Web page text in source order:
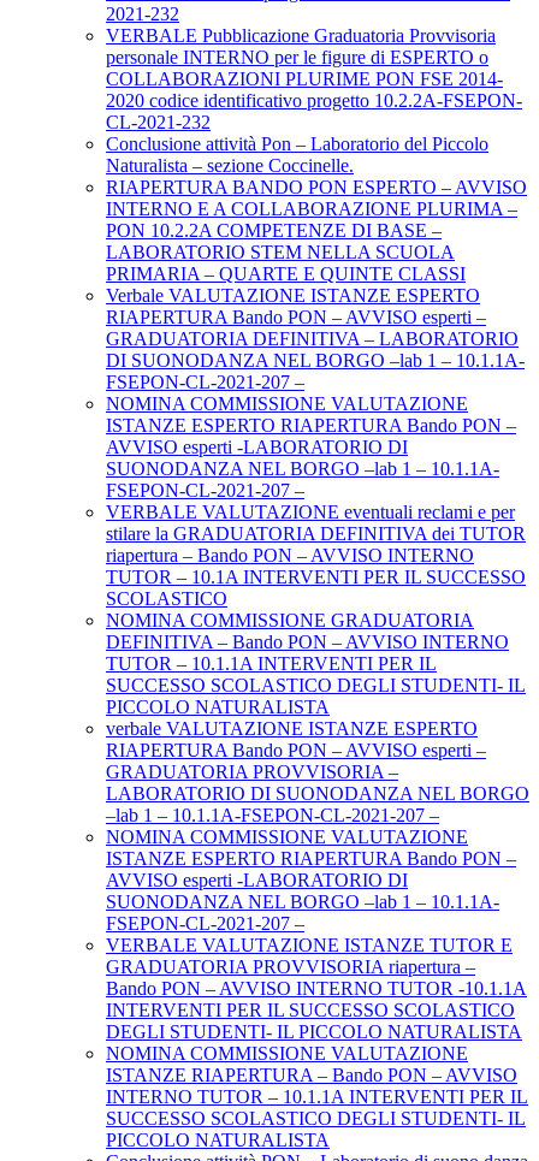
2021-232
VERBALE Pubblicazione Graduatoria Provvisoria
personale INTERNO per le figure di ESPERTO o
COLLABORAZIONI PLURIME PON FSE 2014-
2020 codice identificativo progetto 10.2.2A-FSEPON-
CL-2021-232
Conclusione attività Pon – Laboratorio del Piccolo
Naturalista – sezione Coccinelle.
RIAPERTURA BANDO PON ESPERTO – AVVISO
INTERNO E A COLLABORAZIONE PLURIMA –
PON 10.2.2A COMPETENZE DI BASE –
LABORATORIO STEM NELLA SCUOLA
PRIMARIA – QUARTE E QUINTE CLASSI
Verbale VALUTAZIONE ISTANZE ESPERTO
RIAPERTURA Bando PON – AVVISO esperti –
GRADUATORIA DEFINITIVA – LABORATORIO
DI SUONODANZA NEL BORGO –lab 1 – 10.1.1A-
FSEPON-CL-2021-207 –
NOMINA COMMISSIONE VALUTAZIONE
ISTANZE ESPERTO RIAPERTURA Bando PON –
AVVISO esperti -LABORATORIO DI
SUONODANZA NEL BORGO –lab 1 – 10.1.1A-
FSEPON-CL-2021-207 –
VERBALE VALUTAZIONE eventuali reclami e per
stilare la GRADUATORIA DEFINITIVA dei TUTOR
riapertura – Bando PON – AVVISO INTERNO
TUTOR – 10.1A INTERVENTI PER IL SUCCESSO
SCOLASTICO
NOMINA COMMISSIONE GRADUATORIA
DEFINITIVA – Bando PON – AVVISO INTERNO
TUTOR – 10.1.1A INTERVENTI PER IL
SUCCESSO SCOLASTICO DEGLI STUDENTI- IL
PICCOLO NATURALISTA
verbale VALUTAZIONE ISTANZE ESPERTO
RIAPERTURA Bando PON – AVVISO esperti –
GRADUATORIA PROVVISORIA –
LABORATORIO DI SUONODANZA NEL BORGO
–lab 1 – 10.1.1A-FSEPON-CL-2021-207 –
NOMINA COMMISSIONE VALUTAZIONE
ISTANZE ESPERTO RIAPERTURA Bando PON –
AVVISO esperti -LABORATORIO DI
SUONODANZA NEL BORGO –lab 1 – 10.1.1A-
FSEPON-CL-2021-207 –
VERBALE VALUTAZIONE ISTANZE TUTOR E
GRADUATORIA PROVVISORIA riapertura –
Bando PON – AVVISO INTERNO TUTOR -10.1.1A
INTERVENTI PER IL SUCCESSO SCOLASTICO
DEGLI STUDENTI- IL PICCOLO NATURALISTA
NOMINA COMMISSIONE VALUTAZIONE
ISTANZE RIAPERTURA – Bando PON – AVVISO
INTERNO TUTOR – 10.1.1A INTERVENTI PER IL
SUCCESSO SCOLASTICO DEGLI STUDENTI- IL
PICCOLO NATURALISTA